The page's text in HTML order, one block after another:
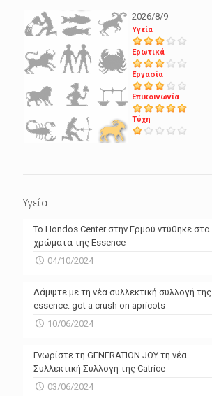
2026/8/9
Υγεία
Ερωτικά
Εργασία
Επικοινωνία
Τύχη
Υγεία
Το Hondos Center στην Ερμού ντύθηκε στα
χρώματα της Essence
04/10/2024
Λάμψτε με τη νέα συλλεκτική συλλογή της
essence: got a crush on apricots
10/06/2024
Γνωρίστε τη GENERATION JOY τη νέα
Συλλεκτική Συλλογή της Catrice
03/06/2024